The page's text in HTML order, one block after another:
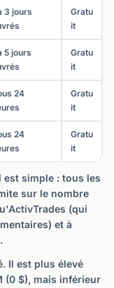
3 jours
Gratu
it
5 jours
Gratu
it
24
Gratu
it
24
Gratu
it
simple : tous les
sur le nombre
(qui
et à
Il est plus élevé
(0 $), mais inférieur